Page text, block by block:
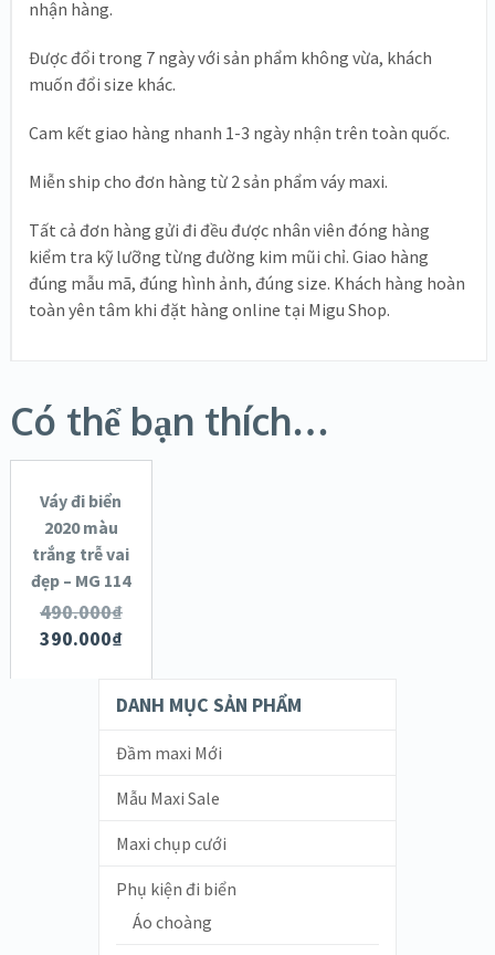
nhận hàng.
Được đổi trong 7 ngày với sản phẩm không vừa, khách
muốn đổi size khác.
Cam kết giao hàng nhanh 1-3 ngày nhận trên toàn quốc.
Miễn ship cho đơn hàng từ 2 sản phẩm váy maxi.
Tất cả đơn hàng gửi đi đều được nhân viên đóng hàng
kiểm tra kỹ lưỡng từng đường kim mũi chỉ. Giao hàng
đúng mẫu mã, đúng hình ảnh, đúng size. Khách hàng hoàn
toàn yên tâm khi đặt hàng online tại Migu Shop.
Có thể bạn thích…
SALE!
XEM NHANH
CHI TIẾT
MUA
HÀNG
Váy đi biển
2020 màu
trắng trễ vai
đẹp – MG 114
490.000₫
390.000₫
DANH MỤC SẢN PHẨM
Đầm maxi Mới
Mẫu Maxi Sale
Maxi chụp cưới
Phụ kiện đi biển
Áo choàng